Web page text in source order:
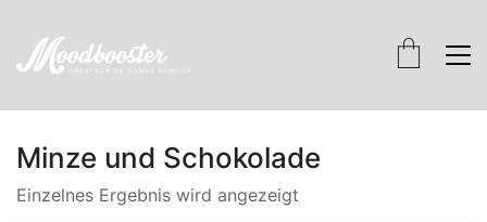
Minze und Schokolade
Einzelnes Ergebnis wird angezeigt